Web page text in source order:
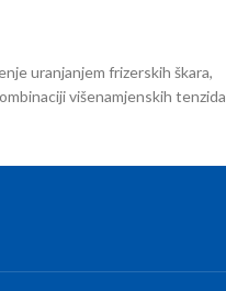
uranjanjem frizerskih škara,
višenamjenskih tenzida